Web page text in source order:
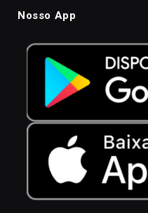
Nosso App